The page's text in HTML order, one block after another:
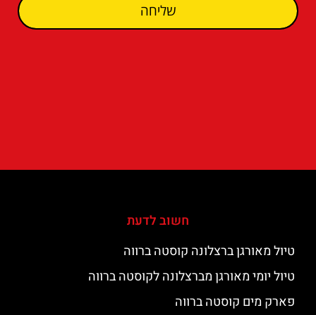
שליחה
חשוב לדעת
טיול מאורגן ברצלונה קוסטה ברווה
טיול יומי מאורגן מברצלונה לקוסטה ברווה
פארק מים קוסטה ברווה